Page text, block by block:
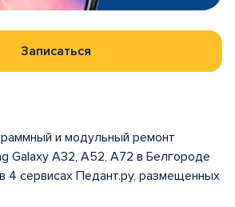
Записаться
и модульный ремонт
Galaxy A32, A52, A72 в Белгороде
4 сервисах Педант.ру, размещенных